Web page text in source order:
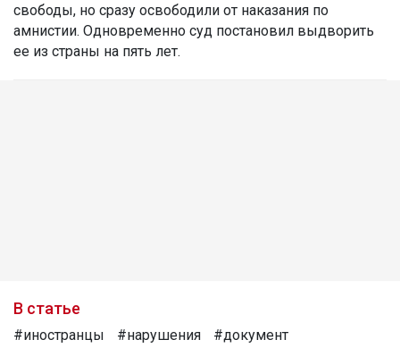
свободы, но сразу освободили от наказания по
амнистии. Одновременно суд постановил выдворить
ее из страны на пять лет.
В статье
#иностранцы #нарушения #документ